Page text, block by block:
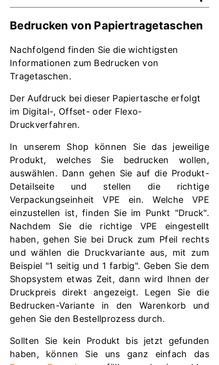
Bedrucken von Papiertragetaschen
Nachfolgend finden Sie die wichtigsten
Informationen zum Bedrucken von
Tragetaschen.
Der Aufdruck bei dieser Papiertasche erfolgt
im Digital-, Offset- oder Flexo-
Druckverfahren.
In unserem Shop können Sie das jeweilige
Produkt, welches Sie bedrucken wollen,
auswählen. Dann gehen Sie auf die Produkt-
Detailseite und stellen die richtige
Verpackungseinheit VPE ein. Welche VPE
einzustellen ist, finden Sie im Punkt "Druck".
Nachdem Sie die richtige VPE eingestellt
haben, gehen Sie bei Druck zum Pfeil rechts
und wählen die Druckvariante aus, mit zum
Beispiel "1 seitig und 1 farbig". Geben Sie dem
Shopsystem etwas Zeit, dann wird Ihnen der
Druckpreis direkt angezeigt. Legen Sie die
Bedrucken-Variante in den Warenkorb und
gehen Sie den Bestellprozess durch.
Sollten Sie kein Produkt bis jetzt gefunden
haben, können Sie uns ganz einfach das